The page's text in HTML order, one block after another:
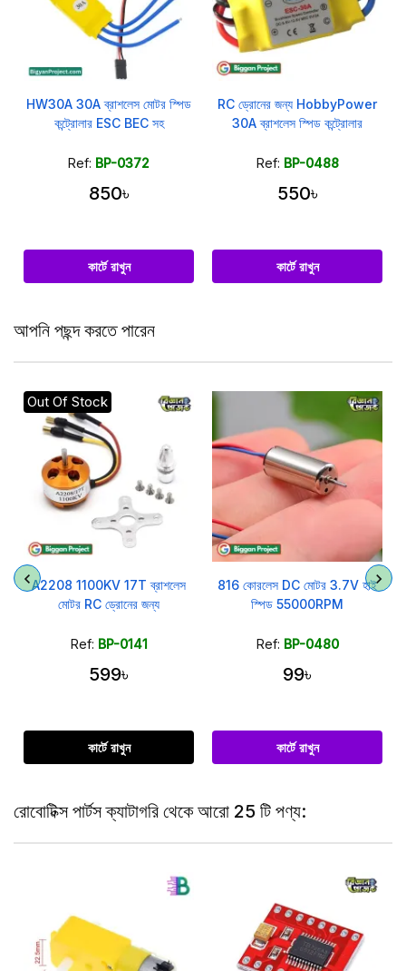
HW30A 30A ব্রাশলেস মোটর স্পিড
কন্ট্রোলার ESC BEC সহ
Ref: BP-0372
850৳
কার্টে রাখুন
RC ড্রোনের জন্য HobbyPower
30A ব্রাশলেস স্পিড কন্ট্রোলার
Ref: BP-0488
550৳
কার্টে রাখুন
আপনি পছন্দ করতে পারেন
Out Of Stock
A2208 1100KV 17T ব্রাশলেস
মোটর RC ড্রোনের জন্য
Ref: BP-0141
599৳
কার্টে রাখুন
816 কোরলেস DC মোটর 3.7V হাই
স্পিড 55000RPM
Ref: BP-0480
99৳
কার্টে রাখুন
রোবোটিক্স পার্টস ক্যাটাগরি থেকে আরো 25 টি পণ্য: